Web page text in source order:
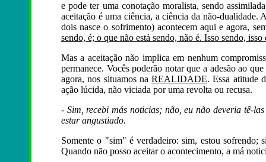
e pode ter uma conotação moralista, sendo
aceitação é uma ciência, a ciência da não-dualidade.
dois nasce o sofrimento) acontecem aqui e agora,
sendo, é; o que não está sendo, não é. Isso sendo,
Mas a aceitação não implica em nenhum
permanece. Vocês poderão notar que a adesão ao
agora, nos situamos naREALIDADE. Essa atitude
ação lúcida, não viciada por uma revolta ou recusa.
- Sim, recebi más noticias; não, eu não deveria tê-
estar angustiado.
Somente o "sim" é verdadeiro: sim, estou sofrendo;
Quando não posso aceitar o acontecimento, a má